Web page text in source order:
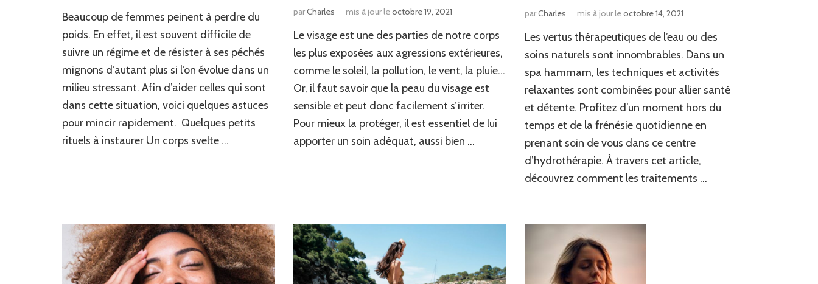
Beaucoup de femmes peinent à perdre du
poids. En effet, il est souvent difficile de
suivre un régime et de résister à ses péchés
mignons d’autant plus si l’on évolue dans un
milieu stressant. Afin d’aider celles qui sont
dans cette situation, voici quelques astuces
pour mincir rapidement. Quelques petits
rituels à instaurer Un corps svelte …
parCharles mis à jour leoctobre 19, 2021
Le visage est une des parties de notre corps
les plus exposées aux agressions extérieures,
comme le soleil, la pollution, le vent, la pluie…
Or, il faut savoir que la peau du visage est
sensible et peut donc facilement s’irriter.
Pour mieux la protéger, il est essentiel de lui
apporter un soin adéquat, aussi bien …
parCharles mis à jour leoctobre 14, 2021
Les vertus thérapeutiques de l’eau ou des
soins naturels sont innombrables. Dans un
spa hammam, les techniques et activités
relaxantes sont combinées pour allier santé
et détente. Profitez d’un moment hors du
temps et de la frénésie quotidienne en
prenant soin de vous dans ce centre
d’hydrothérapie. À travers cet article,
découvrez comment les traitements …